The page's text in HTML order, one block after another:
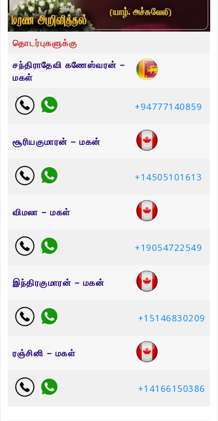
தொடர்புகளுக்கு
சந்திராதேவி கணேஸ்வரன் –
மகள்
+94777140859
சூரியகுமாரன் – மகன்
+14505101613
விமலா – மகள்
+19054722549
இந்திரகுமாரன் – மகன்
+15146830209
ரஞ்சினி – மகள்
+14166150386